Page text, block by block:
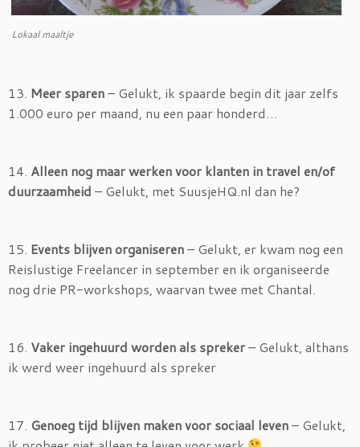
Lokaal maaltje
13. Meer sparen– Gelukt, ik spaarde begin dit jaar zelfs
1.000 euro per maand, nu een paar honderd…
14. Alleen nog maar werken voor klanten in travel en/of
duurzaamheid – Gelukt, met SuusjeHQ.nl dan he?
15. Events blijven organiseren– Gelukt, er kwam nog een
Reislustige Freelancer in september en ik organiseerde
nog drie PR-workshops, waarvan twee met Chantal.
16. Vaker ingehuurd worden als spreker– Gelukt, althans
ik werd weer ingehuurd als spreker
17. Genoeg tijd blijven maken voor sociaal leven– Gelukt,